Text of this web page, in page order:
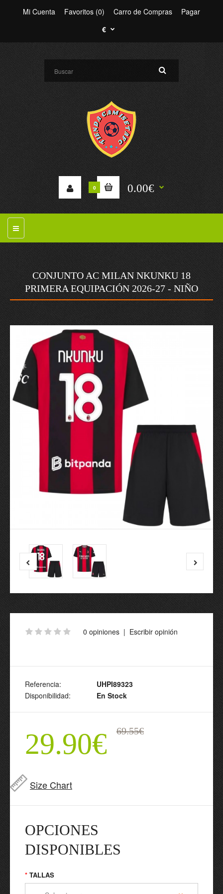
Mi Cuenta Favoritos (0) Carro de Compras
Pagar
€
0 0.00€
CONJUNTO AC MILAN NKUNKU 18
PRIMERA EQUIPACIÓN 2026-27 - NIÑO
0 opiniones | Escribir opinión
Referencia:
UHPI89323
Disponibilidad:
En Stock
29.90€ 69.55€
Size Chart
OPCIONES
DISPONIBLES
TALLAS